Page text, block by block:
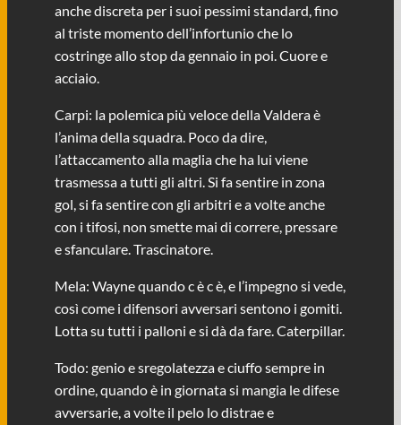
anche discreta per i suoi pessimi standard, fino
al triste momento dell’infortunio che lo
costringe allo stop da gennaio in poi. Cuore e
acciaio.
Carpi: la polemica più veloce della Valdera è
l’anima della squadra. Poco da dire,
l’attaccamento alla maglia che ha lui viene
trasmessa a tutti gli altri. Si fa sentire in zona
gol, si fa sentire con gli arbitri e a volte anche
con i tifosi, non smette mai di correre, pressare
e sfanculare. Trascinatore.
Mela: Wayne quando c è c è, e l’impegno si vede,
così come i difensori avversari sentono i gomiti.
Lotta su tutti i palloni e si dà da fare. Caterpillar.
Todo: genio e sregolatezza e ciuffo sempre in
ordine, quando è in giornata si mangia le difese
avversarie, a volte il pelo lo distrae e